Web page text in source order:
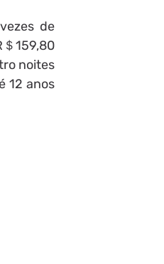
de
159,80
noites
12 anos